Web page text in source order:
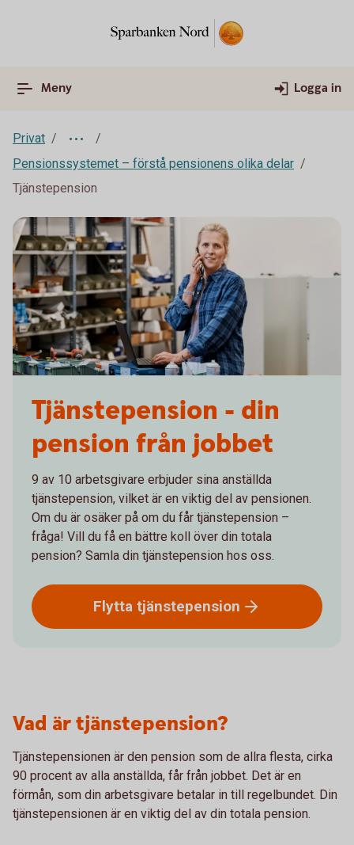
Meny Logga in
Privat
Pensionssystemet – förstå pensionens olika delar
Tjänstepension
Tjänstepension - din
pension från jobbet
9 av 10 arbetsgivare erbjuder sina anställda
tjänstepension, vilket är en viktig del av pensionen.
Om du är osäker på om du får tjänstepension –
fråga! Vill du få en bättre koll över din totala
pension? Samla din tjänstepension hos oss.
Flytta tjänstepension
Vad är tjänstepension?
Tjänstepensionen är den pension som de allra flesta, cirka
90 procent av alla anställda, får från jobbet. Det är en
förmån, som din arbetsgivare betalar in till regelbundet. Din
tjänstepensionen är en viktig del av din totala pension.